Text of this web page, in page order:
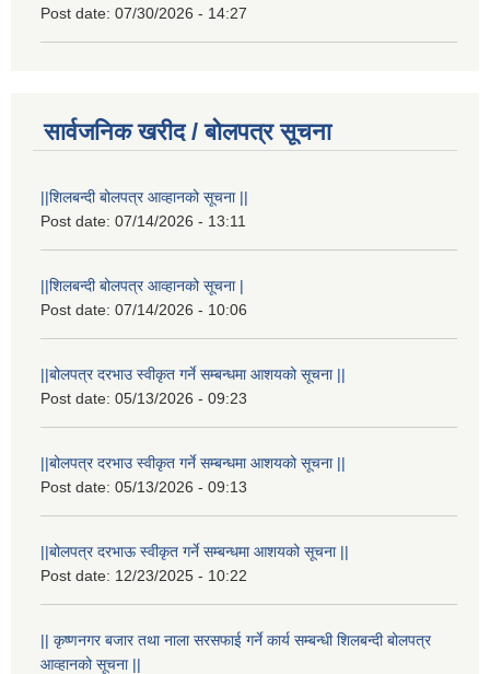
Post date: 07/30/2026 - 14:27
सार्वजनिक खरीद / बोलपत्र सूचना
||शिलबन्दी बोलपत्र आव्हानको सूचना ||
Post date: 07/14/2026 - 13:11
||शिलबन्दी बोलपत्र आव्हानको सूचना |
Post date: 07/14/2026 - 10:06
||बोलपत्र दरभाउ स्वीकृत गर्ने सम्बन्धमा आशयको सूचना ||
Post date: 05/13/2026 - 09:23
||बोलपत्र दरभाउ स्वीकृत गर्ने सम्बन्धमा आशयको सूचना ||
Post date: 05/13/2026 - 09:13
||बोलपत्र दरभाऊ स्वीकृत गर्ने सम्बन्धमा आशयको सूचना ||
Post date: 12/23/2025 - 10:22
|| कृष्णनगर बजार तथा नाला सरसफाई गर्ने कार्य सम्बन्धी शिलबन्दी बोलपत्र
आव्हानको सूचना ||